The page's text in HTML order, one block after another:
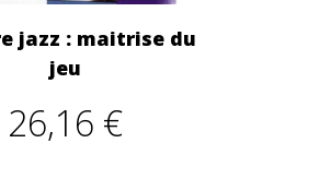
jazz : maitrise du
jeu
26,16 €